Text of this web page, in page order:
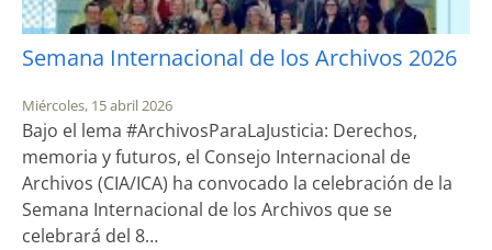
Semana Internacional de los Archivos 2026
Miércoles, 15 abril 2026
Bajo el lema #ArchivosParaLaJusticia: Derechos,
memoria y futuros, el Consejo Internacional de
Archivos (CIA/ICA) ha convocado la celebración de la
Semana Internacional de los Archivos que se
celebrará del 8…